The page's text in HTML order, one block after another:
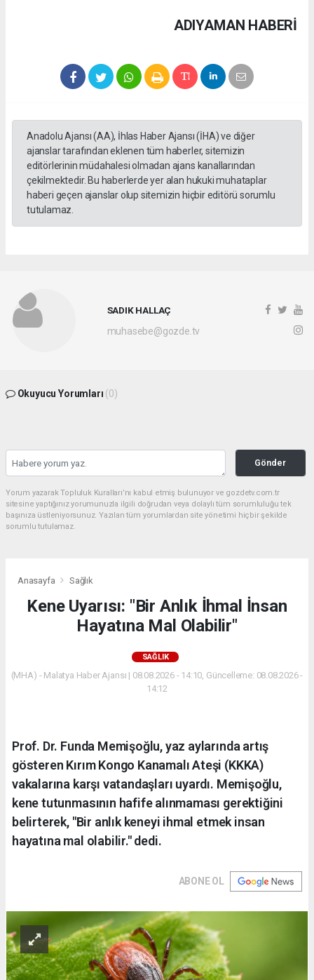
ADIYAMAN HABERİ
Anadolu Ajansı (AA), İhlas Haber Ajansı (İHA) ve diğer
ajanslar tarafından eklenen tüm haberler, sitemizin
editörlerinin müdahalesi olmadan ajans kanallarından
çekilmektedir. Bu haberlerde yer alan hukuki muhataplar
haberi geçen ajanslar olup sitemizin hiçbir editörü sorumlu
tutulamaz.
SADIK HALLAÇ
muhasebe@gozde.tv
Okuyucu Yorumları (0)
Gönder
Yorum yazarak Topluluk Kuralları’nı kabul etmiş bulunuyor ve gozdetv.com.tr
sitesine yaptığınız yorumunuzla ilgili doğrudan veya dolaylı tüm sorumluluğu tek
başınıza üstleniyorsunuz. Yazılan tüm yorumlardan site yönetimi hiçbir şekilde
sorumlu tutulamaz.
Anasayfa Sağlık
Kene Uyarısı: "Bir Anlık İhmal İnsan
Hayatına Mal Olabilir"
SAĞLIK
(MHA) - Malatya Haber Ajansı | 08.08.2026 - 14:10, Güncelleme: 08.08.2026 -
14:12
Prof. Dr. Funda Memişoğlu, yaz aylarında artış
gösteren Kırım Kongo Kanamalı Ateşi (KKKA)
vakalarına karşı vatandaşları uyardı. Memişoğlu,
kene tutunmasının hafife alınmaması gerektiğini
belirterek, "Bir anlık keneyi ihmal etmek insan
hayatına mal olabilir." dedi.
ABONE OL